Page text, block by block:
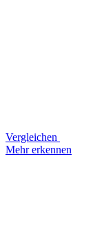
Vergleichen
Mehr erkennen